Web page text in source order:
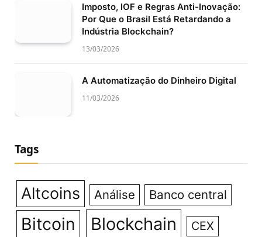
Imposto, IOF e Regras Anti-Inovação:
Por Que o Brasil Está Retardando a
Indústria Blockchain?
13/03/2026
A Automatização do Dinheiro Digital
11/03/2026
Tags
Altcoins Análise Banco central
Bitcoin Blockchain CEX